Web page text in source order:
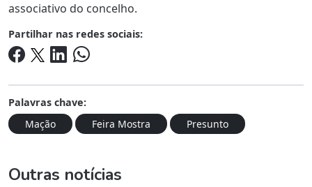
associativo do concelho.
Partilhar nas redes sociais:
Palavras chave:
Mação
Feira Mostra Presunto
Outras notícias